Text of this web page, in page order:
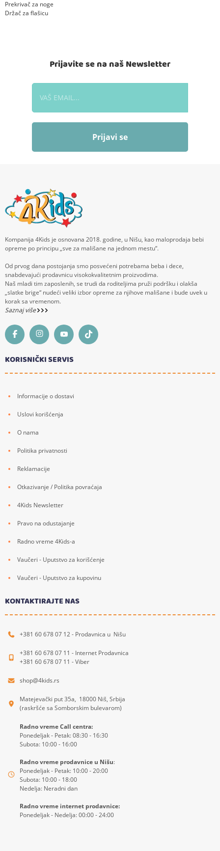
Prekrivač za noge
Držač za flašicu
Prijavite se na naš Newsletter
Prijavi se
Kompanija 4Kids je osnovana 2018. godine, u Nišu, kao maloprodaja bebi
opreme po principu „sve za mališane na jednom mestu“.
Od prvog dana postojanja smo posvećeni potrebama beba i dece,
snabdevajući prodavnicu visokokvalitetnim proizvodima.
Naš mladi tim zaposlenih, se trudi da roditeljima pruži podršku i olakša
„slatke brige“ nudeći veliki izbor opreme za njihove mališane i bude uvek u
korak sa vremenom.
Saznaj više
KORISNIČKI SERVIS
Informacije o dostavi
Uslovi korišćenja
O nama
Politika privatnosti
Reklamacije
Otkazivanje / Politika povraćaja
4Kids Newsletter
Pravo na odustajanje
Radno vreme 4Kids-a
Vaučeri - Uputstvo za korišćenje
Vaučeri - Uputstvo za kupovinu
KONTAKTIRAJTE NAS
+381 60 678 07 12 - Prodavnica u Nišu
+381 60 678 07 11 - Internet Prodavnica
+381 60 678 07 11 - Viber
shop@4kids.rs
Matejevački put 35a, 18000 Niš, Srbija
(raskršće sa Somborskim bulevarom)
Radno vreme Call centra:
Ponedeljak - Petak: 08:30 - 16:30
Subota: 10:00 - 16:00
Radno vreme prodavnice u Nišu:
Ponedeljak - Petak: 10:00 - 20:00
Subota: 10:00 - 18:00
Nedelja: Neradni dan
Radno vreme internet prodavnice:
Ponedeljak - Nedelja: 00:00 - 24:00